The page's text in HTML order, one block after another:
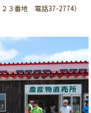
３番地 電話37-2774）